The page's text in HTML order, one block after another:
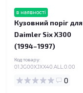
в наявності
Кузовний поріг для
Daimler Six X300
(1994–1997)
Код товару:
01.JG00XJXX40.ALL.0.00
0